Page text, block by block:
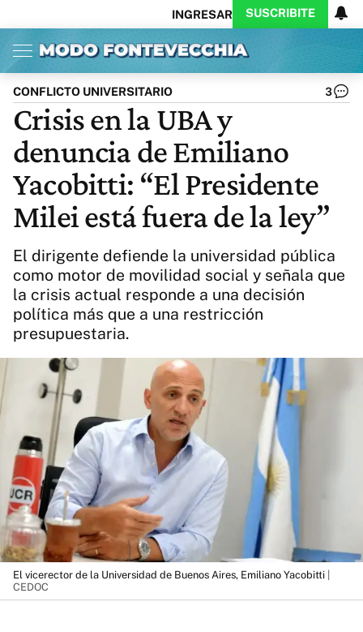
INGRESAR SUSCRIBITE
Inicio Ahora
Opinión
Política
Ciencia
Protagonistas
Cultura
Arte
Internacional
Clima
CARAS
Exitoina
Turismo
Videos
Córdoba
Reperfilar
Business
Noticias
Caras
Diario del Juicio
Actualidad
CONFLICTO UNIVERSITARIO 3
Crisis en la UBA y
denuncia de Emiliano
Yacobitti: “El Presidente
Milei está fuera de la ley”
El dirigente defiende la universidad pública
como motor de movilidad social y señala que
la crisis actual responde a una decisión
política más que a una restricción
presupuestaria.
El vicerector de la Universidad de Buenos Aires, Emiliano Yacobitti |
CEDOC